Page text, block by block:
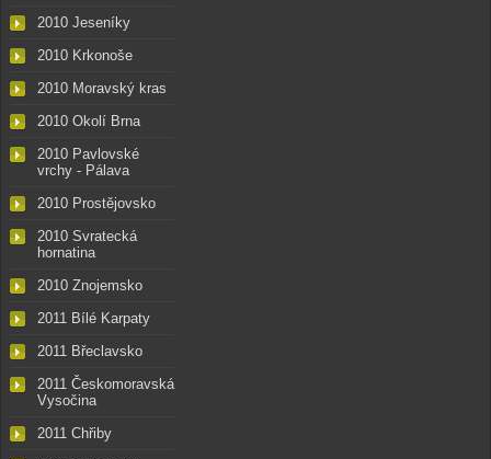
2010 Jeseníky
2010 Krkonoše
2010 Moravský kras
2010 Okolí Brna
2010 Pavlovské
vrchy - Pálava
2010 Prostějovsko
2010 Svratecká
hornatina
2010 Znojemsko
2011 Bílé Karpaty
2011 Břeclavsko
2011 Českomoravská
Vysočina
2011 Chřiby